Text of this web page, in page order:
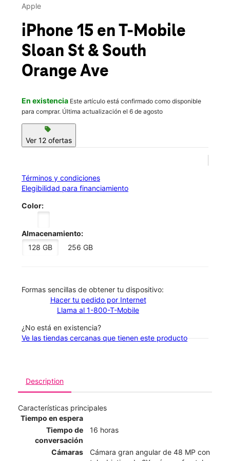
Mié.:
9 Sloan Street South Orange, NJ 07079
Apple
iPhone 15 en T-Mobile
Sloan St & South
Orange Ave
En existencia Este artículo está confirmado como disponible
para comprar. Última actualización el 6 de agosto
sell
Ver 12 ofertas
Términos y condiciones
Elegibilidad para financiamiento
Color:
Almacenamiento:
128 GB
256 GB
​​​​​​​Formas sencillas de obtener tu dispositivo:
Hacer tu pedido por Internet
Llama al 1-800-T-Mobile
¿No está en existencia?
Ve las tiendas cercanas que tienen este producto
Description
Características principales
Tiempo en espera
Tiempo de
conversación
16 horas
Cámaras
Cámara gran angular de 48 MP con